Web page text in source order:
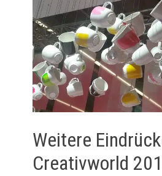
Weitere
Creativworld